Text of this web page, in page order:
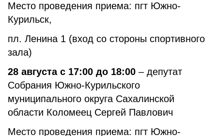
Место проведения приема: пгт Южно-
Курильск,
пл. Ленина 1 (вход со стороны спортивного
зала)
28 августа с 17:00 до 18:00 – депутат
Собрания Южно-Курильского
муниципального округа Сахалинской
области Коломеец Сергей Павлович
Место проведения приема: пгт Южно-